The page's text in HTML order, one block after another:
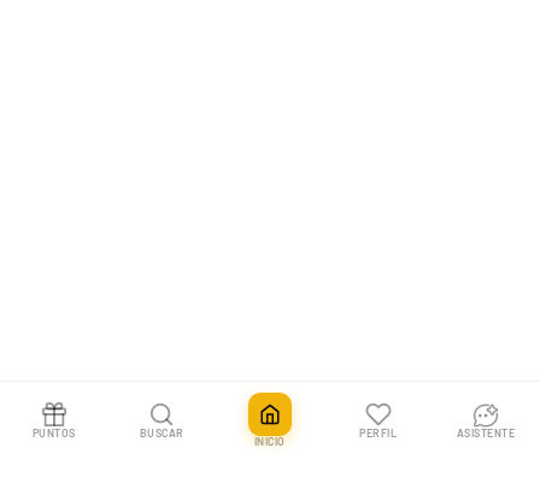
PUNTOS BUSCAR
INICIO
PERFIL ASISTENTE